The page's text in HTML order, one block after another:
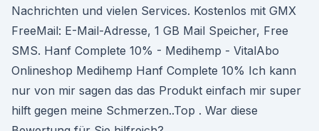
Nachrichten und vielen Services. Kostenlos mit GMX
FreeMail: E-Mail-Adresse, 1 GB Mail Speicher, Free
SMS. Hanf Complete 10% - Medihemp - VitalAbo
Onlineshop Medihemp Hanf Complete 10% Ich kann
nur von mir sagen das das Produkt einfach mir super
hilft gegen meine Schmerzen..Top . War diese